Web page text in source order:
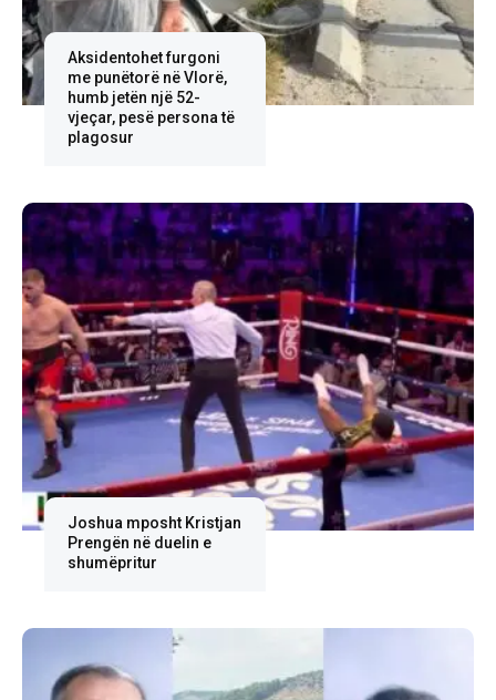
Aksidentohet furgoni
me punëtorë në Vlorë,
humb jetën një 52-
vjeçar, pesë persona të
plagosur
Joshua mposht Kristjan
Prengën në duelin e
shumëpritur